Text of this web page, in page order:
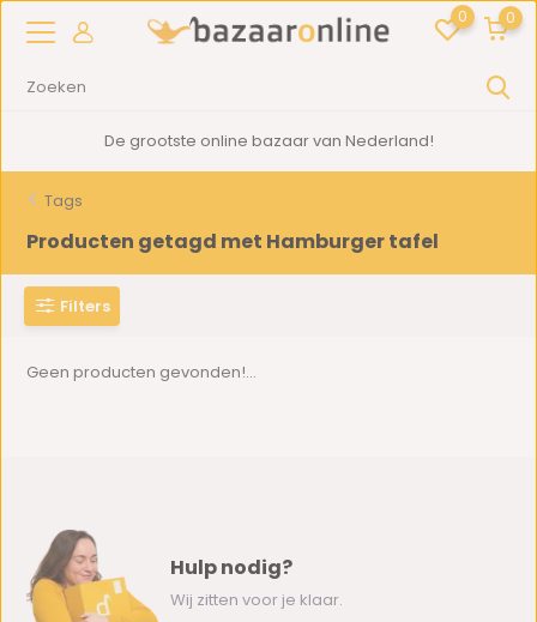
0 0
De grootste online bazaar van Nederland!
Tags
Producten getagd met Hamburger tafel
Filters
Geen producten gevonden!...
Hulp nodig?
Wij zitten voor je klaar.